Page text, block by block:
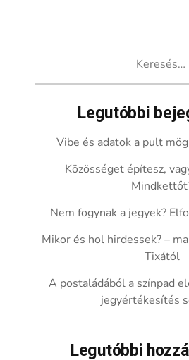
Legutóbbi
Vibe és adatok a pult
Közösséget építesz,
Nem fogynak a jegyek?
Mikor és hol hirdessek? –
Tixától
A postaládából a színpad
jegyértékesítés
Legutóbbi